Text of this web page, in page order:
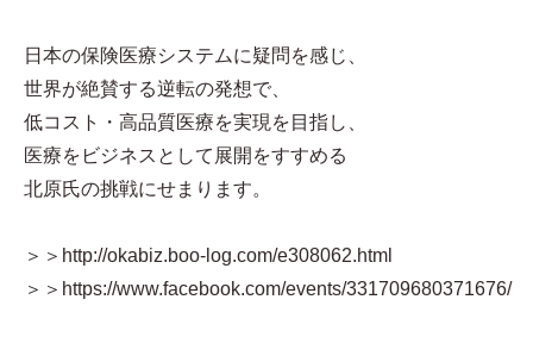
日本の保険医療システムに疑問を感じ、
世界が絶賛する逆転の発想で、
低コスト・高品質医療を実現を目指し、
医療をビジネスとして展開をすすめる
北原氏の挑戦にせまります。
＞＞http://okabiz.boo-log.com/e308062.html
＞＞https://www.facebook.com/events/331709680371676/